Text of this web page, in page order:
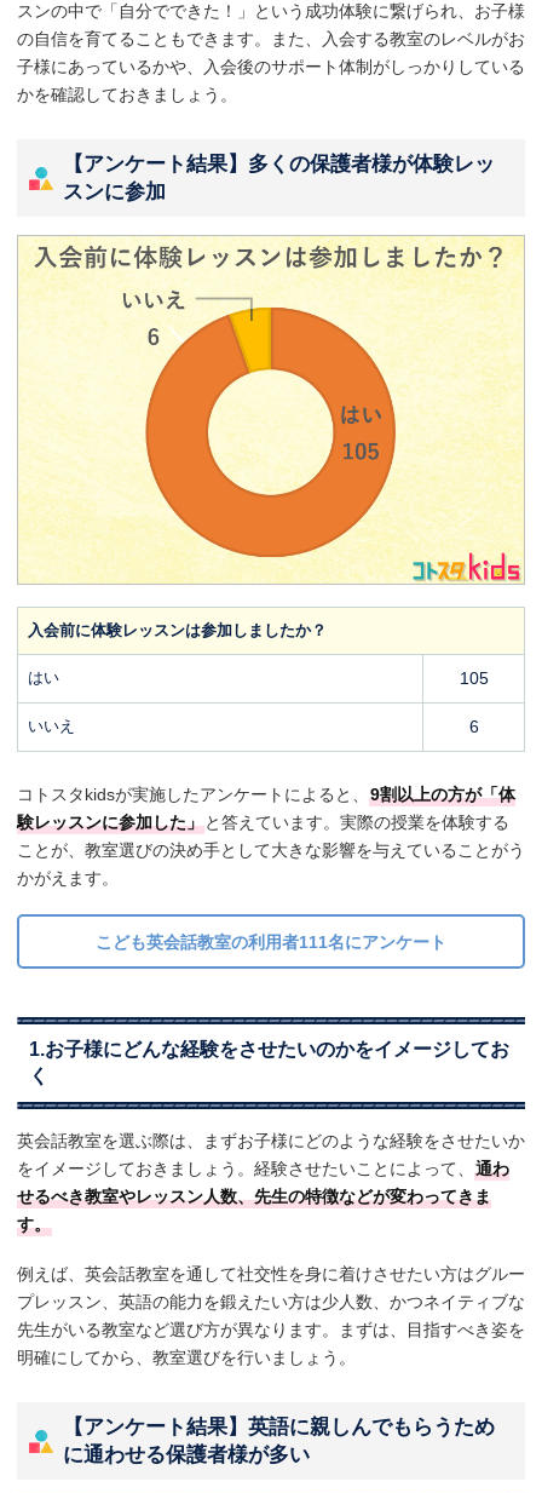
スンの中で「自分でできた！」という成功体験に繋げられ、お子様
の自信を育てることもできます。また、入会する教室のレベルがお
子様にあっているかや、入会後のサポート体制がしっかりしている
かを確認しておきましょう。
【アンケート結果】多くの保護者様が体験レッ
スンに参加
入会前に体験レッスンは参加しましたか？
はい 105
いいえ 6
コトスタkidsが実施したアンケートによると、 9割以上の方が「体
験レッスンに参加した」と答えています。実際の授業を体験する
ことが、教室選びの決め手として大きな影響を与えていることがう
かがえます。
こども英会話教室の利用者111名にアンケート
1.お子様にどんな経験をさせたいのかをイメージしてお
く
英会話教室を選ぶ際は、まずお子様にどのような経験をさせたいか
をイメージしておきましょう。経験させたいことによって、 通わ
せるべき教室やレッスン人数、先生の特徴などが変わってきま
す。
例えば、英会話教室を通して社交性を身に着けさせたい方はグルー
プレッスン、英語の能力を鍛えたい方は少人数、かつネイティブな
先生がいる教室など選び方が異なります。まずは、目指すべき姿を
明確にしてから、教室選びを行いましょう。
【アンケート結果】英語に親しんでもらうため
に通わせる保護者様が多い